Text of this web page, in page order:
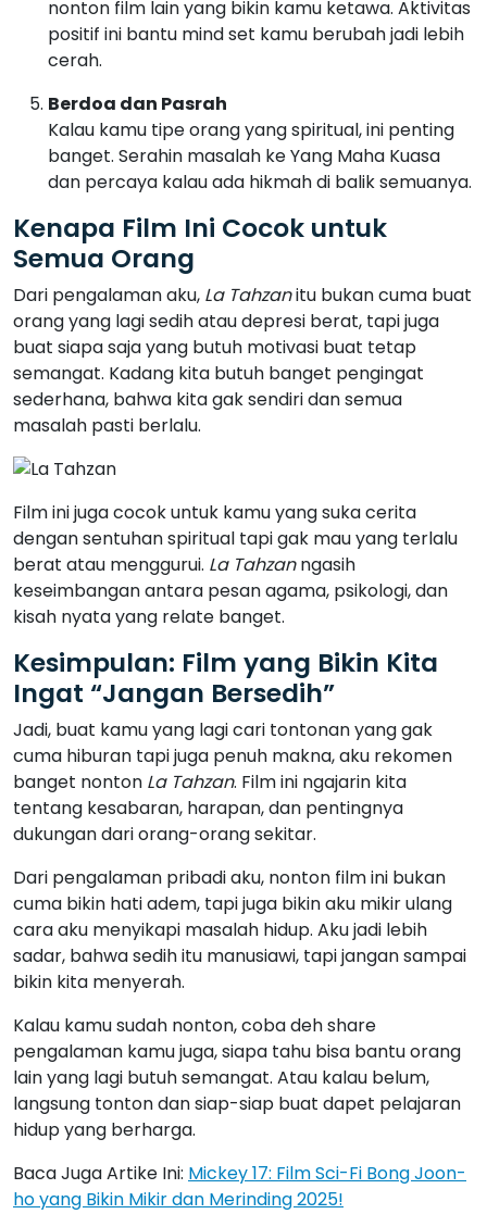
nonton film lain yang bikin kamu ketawa. Aktivitas
positif ini bantu mind set kamu berubah jadi lebih
cerah.
Berdoa dan Pasrah
Kalau kamu tipe orang yang spiritual, ini penting
banget. Serahin masalah ke Yang Maha Kuasa
dan percaya kalau ada hikmah di balik semuanya.
Kenapa Film Ini Cocok untuk
Semua Orang
Dari pengalaman aku, La Tahzanitu bukan cuma buat
orang yang lagi sedih atau depresi berat, tapi juga
buat siapa saja yang butuh motivasi buat tetap
semangat. Kadang kita butuh banget pengingat
sederhana, bahwa kita gak sendiri dan semua
masalah pasti berlalu.
Film ini juga cocok untuk kamu yang suka cerita
dengan sentuhan spiritual tapi gak mau yang terlalu
berat atau menggurui. La Tahzanngasih
keseimbangan antara pesan agama, psikologi, dan
kisah nyata yang relate banget.
Kesimpulan: Film yang Bikin Kita
Ingat “Jangan Bersedih”
Jadi, buat kamu yang lagi cari tontonan yang gak
cuma hiburan tapi juga penuh makna, aku rekomen
banget nonton La Tahzan. Film ini ngajarin kita
tentang kesabaran, harapan, dan pentingnya
dukungan dari orang-orang sekitar.
Dari pengalaman pribadi aku, nonton film ini bukan
cuma bikin hati adem, tapi juga bikin aku mikir ulang
cara aku menyikapi masalah hidup. Aku jadi lebih
sadar, bahwa sedih itu manusiawi, tapi jangan sampai
bikin kita menyerah.
Kalau kamu sudah nonton, coba deh share
pengalaman kamu juga, siapa tahu bisa bantu orang
lain yang lagi butuh semangat. Atau kalau belum,
langsung tonton dan siap-siap buat dapet pelajaran
hidup yang berharga.
Baca Juga Artike Ini: Mickey 17: Film Sci-Fi Bong Joon-
ho yang Bikin Mikir dan Merinding 2025!